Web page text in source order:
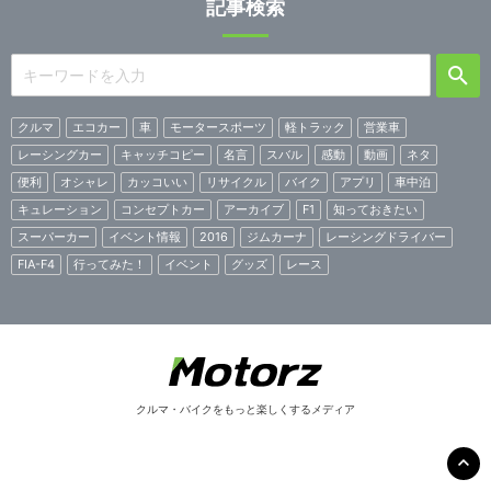
記事検索
クルマ エコカー 車 モータースポーツ 軽トラック
営業車
レーシングカー
キャッチコピー 名言 スバル 感動 動画
ネタ
便利
オシャレ カッコいい リサイクル バイク アプリ
車中泊
キュレーション
コンセプトカー アーカイブ F1
知っておきたい
スーパーカー
イベント情報 2016 ジムカーナ
レーシングドライバー
FIA-F4
行ってみた！ イベント グッズ レース
クルマ・バイクをもっと楽しくするメディア